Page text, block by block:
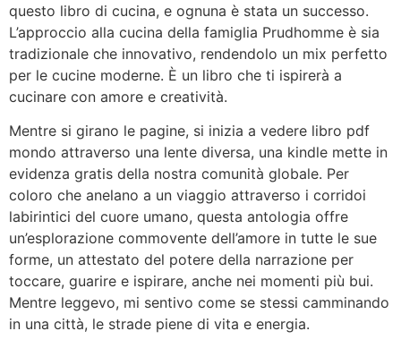
questo libro di cucina, e ognuna è stata un successo.
L’approccio alla cucina della famiglia Prudhomme è sia
tradizionale che innovativo, rendendolo un mix perfetto
per le cucine moderne. È un libro che ti ispirerà a
cucinare con amore e creatività.
Mentre si girano le pagine, si inizia a vedere libro pdf
mondo attraverso una lente diversa, una kindle mette in
evidenza gratis della nostra comunità globale. Per
coloro che anelano a un viaggio attraverso i corridoi
labirintici del cuore umano, questa antologia offre
un’esplorazione commovente dell’amore in tutte le sue
forme, un attestato del potere della narrazione per
toccare, guarire e ispirare, anche nei momenti più bui.
Mentre leggevo, mi sentivo come se stessi camminando
in una città, le strade piene di vita e energia.